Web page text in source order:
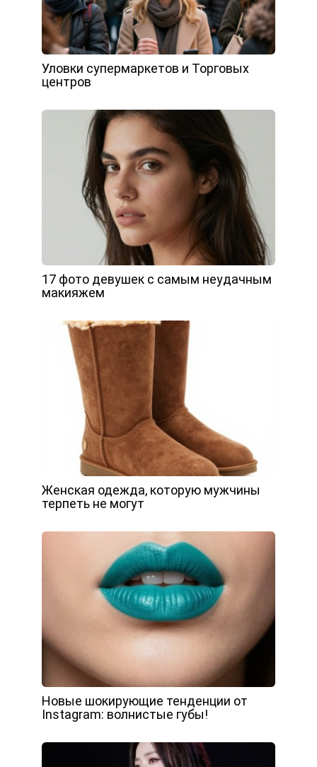
Уловки супермаркетов и Торговых
центров
17 фото девушек с самым неудачным
макияжем
Женская одежда, которую мужчины
терпеть не могут
Новые шокирующие тенденции от
Instagram: волнистые губы!